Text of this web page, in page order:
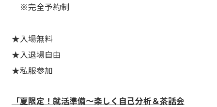
※完全予約制
★入場無料
★入退場自由
★私服参加
「夏限定！就活準備～楽しく自己分析＆茶話会